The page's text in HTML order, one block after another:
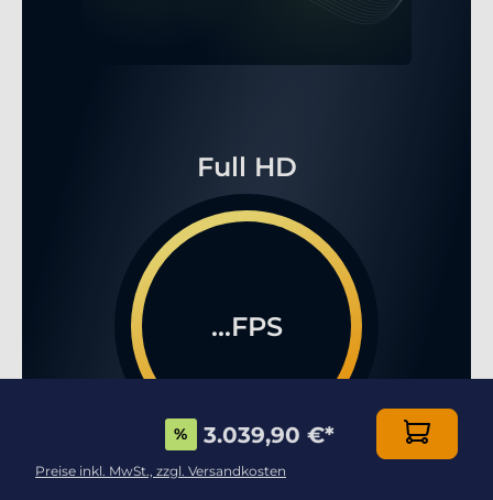
Full HD
...FPS
% 3.039,90 €*
Preise inkl. MwSt., zzgl. Versandkosten